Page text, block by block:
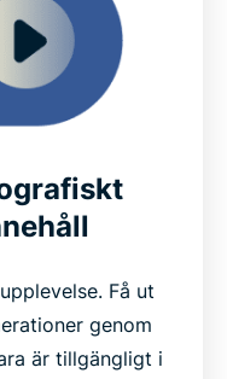
Få ut
genom
är tillgängligt i